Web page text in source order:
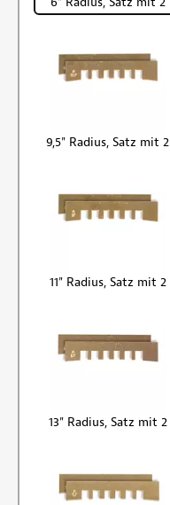
9,5" Radius, Satz mit 2
11" Radius, Satz mit 2
13" Radius, Satz mit 2